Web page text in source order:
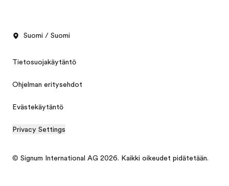
Price quotation
Suomi / Suomi
Tietosuojakäytäntö
Ohjelman eritysehdot
Evästekäytäntö
Privacy Settings
© Signum International AG 2026. Kaikki oikeudet pidätetään.